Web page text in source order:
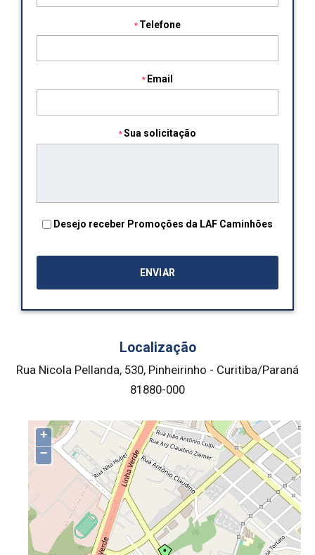
Telefone
Email
Sua solicitação
Desejo receber Promoções da LAF Caminhões
Localização
Rua Nicola Pellanda, 530, Pinheirinho - Curitiba/Paraná
81880-000
+
−